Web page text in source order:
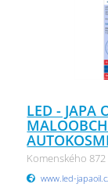
LED - JAPA
Komenského
www.led-